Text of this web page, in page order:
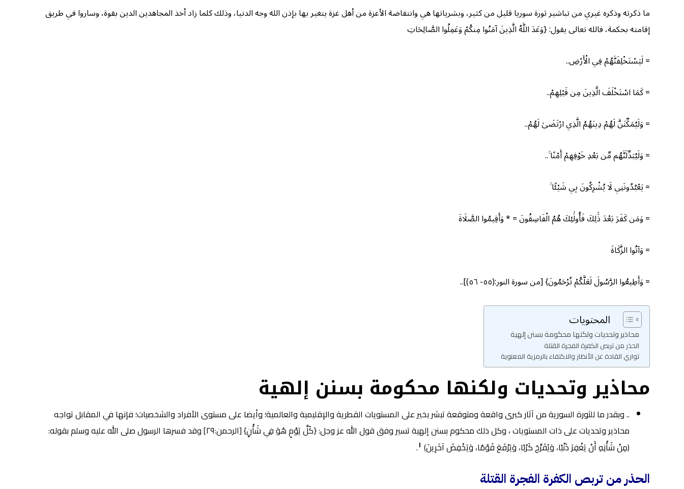
ما ذكرته وذكره غيري من تباشير ثورة سوريا قليل من كثير، وبشرياتها هي وانتفاضة الأعزة من أهل غزة يتغير بها بإذن الله وجه الدنيا، وذلك كلما زاد أخذ المجاهدين الدين بقوة، وساروا في طريق
إقامته بحكمة، فالله تعالى يقول: {وَعَدَ اللَّهُ الَّذِينَ آمَنُوا مِنكُمْ وَعَمِلُوا الصَّالِحَاتِ
= لَيَسْتَخْلِفَنَّهُمْ فِي الْأَرْضِ..
= كَمَا اسْتَخْلَفَ الَّذِينَ مِن قَبْلِهِمْ..
= وَلَيُمَكِّنَنَّ لَهُمْ دِينَهُمُ الَّذِي ارْتَضَىٰ لَهُمْ..
= وَلَيُبَدِّلَنَّهُم مِّن بَعْدِ خَوْفِهِمْ أَمْنًا ۚ..
= يَعْبُدُونَنِي لَا يُشْرِكُونَ بِي شَيْئًا ۚ
= وَمَن كَفَرَ بَعْدَ ذَٰلِكَ فَأُولَٰئِكَ هُمُ الْفَاسِقُونَ = * وَأَقِيمُوا الصَّلَاةَ
= وَآتُوا الزَّكَاةَ
= وَأَطِيعُوا الرَّسُولَ لَعَلَّكُمْ تُرْحَمُونَ} [من سورة النور:(٥٥- ٥٦)]..
المحتويات
محاذير وتحديات ولكنها محكومة بسنن إلهية
الحذر من تربص الكفرة الفجرة القتلة
تواري القادة عن الأنظار والاكتفاء بالرمزية المعنوية
محاذير وتحديات ولكنها محكومة بسنن إلهية
.. وبقدر ما للثورة السورية من آثار كبرى واقعة ومتوقعة تبشر بخير على المستويات القطرية والإقليمية والعالمية؛ وأيضا على مستوى الأفراد والشخصيات؛ فإنها في المقابل تواجه
محاذير وتحديات على ذات المستويات ، وكل ذلك محكوم بسنن إلهية تسير وفق قول الله عز وجل: {كُلَّ يَوْمٍ هُوَ فِي شَأْنٍ} [الرحمن:٢٩] وقد فسرها الرسول صلى الله عليه وسلم بقوله:
(مِنْ شَأْنِهِ أَنْ يَغْفِرَ ذَنْبًا، وَيُفَرِّجَ كَرْبًا، وَيَرْفَعَ قَوْمًا، وَيَخْفِضَ آخَرِينَ) ١.
الحذر من تربص الكفرة الفجرة القتلة